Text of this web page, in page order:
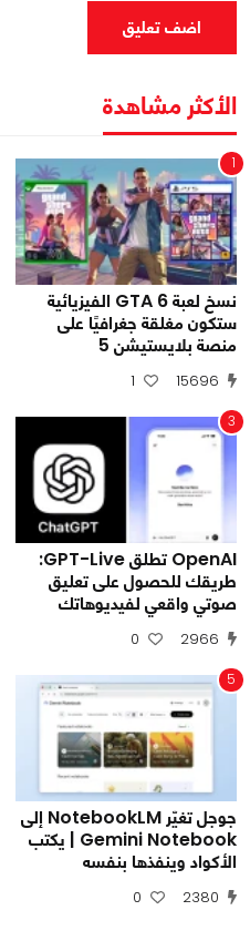
اضف تعليق
الأكثر مشاهدة
1
نسخ لعبة GTA 6 الفيزيائية
ستكون مغلقة جغرافيًا على
منصة بلايستيشن 5
15696
1
3
OpenAI تطلق GPT-Live:
طريقك للحصول على تعليق
صوتي واقعي لفيديوهاتك
2966
0
5
جوجل تغيّر NotebookLM إلى
Gemini Notebook | يكتب
الأكواد وينفذها بنفسه
2380
0